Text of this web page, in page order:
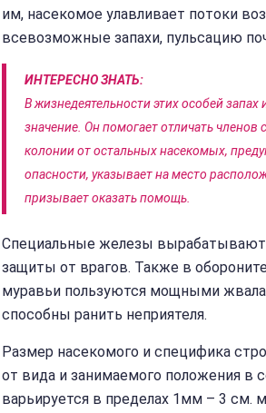
им, насекомое улавливает потоки
всевозможные запахи, пульсацию
ИНТЕРЕСНО ЗНАТЬ:
В жизнедеятельности этих особей
значение. Он помогает отличать членов
колонии от остальных насекомых,
опасности, указывает на место
призывает оказать помощь.
Специальные железы вырабатывают
защиты от врагов. Также в
муравьи пользуются мощными
способны ранить неприятеля.
Размер насекомого и специфика
от вида и занимаемого положения в
варьируется в пределах 1мм – 3 см.